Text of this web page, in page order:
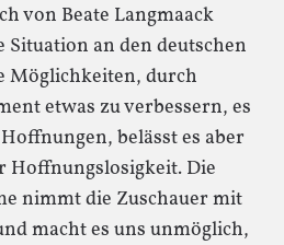
von Beate Langmaack
an den deutschen
Möglichkeiten, durch
etwas zu verbessern, es
belässt es aber
Hoffnungslosigkeit. Die
nimmt die Zuschauer mit
macht es uns unmöglich,